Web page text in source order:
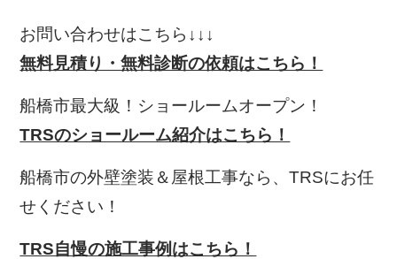
お問い合わせはこちら↓↓↓
無料見積り・無料診断の依頼はこちら！
船橋市最大級！ショールームオープン！
TRSのショールーム紹介はこちら！
船橋市の外壁塗装＆屋根工事なら、TRSにお任
せください！
TRS自慢の施工事例はこちら！